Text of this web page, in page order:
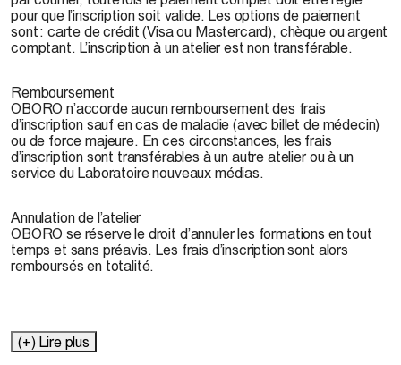
pour que l’inscription soit valide. Les options de paiement
sont : carte de crédit (Visa ou Mastercard), chèque ou argent
comptant. L’inscription à un atelier est non transférable.
Remboursement
OBORO n’accorde aucun remboursement des frais
d’inscription sauf en cas de maladie (avec billet de médecin)
ou de force majeure. En ces circonstances, les frais
d’inscription sont transférables à un autre atelier ou à un
service du Laboratoire nouveaux médias.
Annulation de l’atelier
OBORO se réserve le droit d’annuler les formations en tout
temps et sans préavis. Les frais d’inscription sont alors
remboursés en totalité.
(+) Lire plus